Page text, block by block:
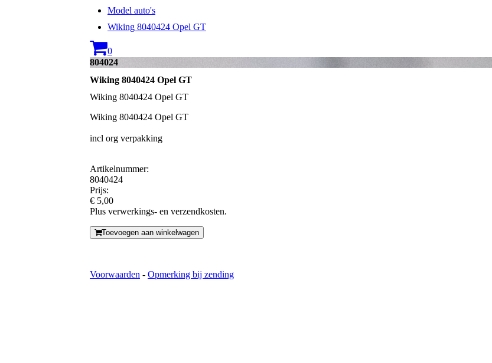
Model auto's
Wiking 8040424 Opel GT
0
804024
Wiking 8040424 Opel GT
Wiking 8040424 Opel GT
Wiking 8040424 Opel GT
incl org verpakking
Artikelnummer:
8040424
Prijs:
€ 5,00
Plus verwerkings- en verzendkosten.
Toevoegen aan winkelwagen
Voorwaarden - Opmerking bij zending